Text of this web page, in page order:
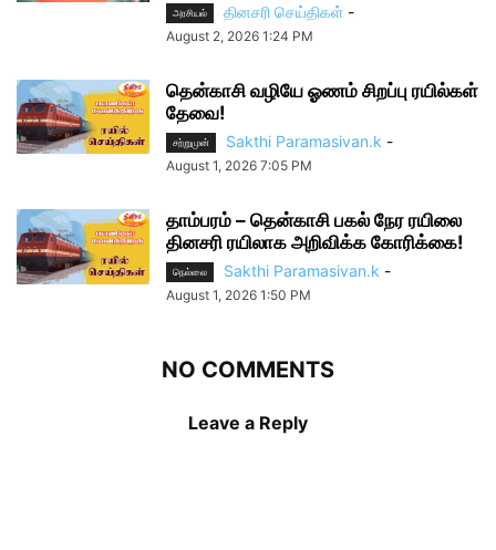
அரசியல் தினசரி செய்திகள் -
August 2, 2026 1:24 PM
தென்காசி வழியே ஓணம் சிறப்பு ரயில்கள்
தேவை!
சற்றுமுன் Sakthi Paramasivan.k -
August 1, 2026 7:05 PM
தாம்பரம் – தென்காசி பகல் நேர ரயிலை
தினசரி ரயிலாக அறிவிக்க கோரிக்கை!
நெல்லை Sakthi Paramasivan.k -
August 1, 2026 1:50 PM
NO COMMENTS
Leave a Reply